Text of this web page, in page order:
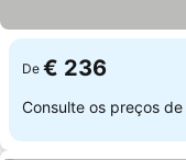
De € 236
Consulte os preços de